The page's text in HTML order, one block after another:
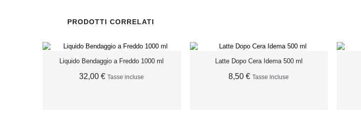
PRODOTTI CORRELATI
Liquido Bendaggio a Freddo 1000 ml
32,00 € Tasse incluse
Latte Dopo Cera Idema 500 ml
8,50 € Tasse incluse